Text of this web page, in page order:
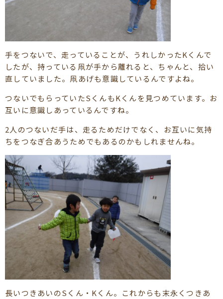
手をつないで、走っていることが、うれしかったKくんで
したが、持っている凧が手から離れると、ちゃんと、拾い
直していました。凧あげも意識しているんですよね。
つないでもらっていたSくんもKくんを見つめています。お
互いに意識しあっているんですね。
2人のつないだ手は、走るためだけでなく、お互いに気持
ちをつなぎ合あうためでもあるのかもしれませんね。
長いつきあいのSくん・Kくん。これからも末永くつきあ